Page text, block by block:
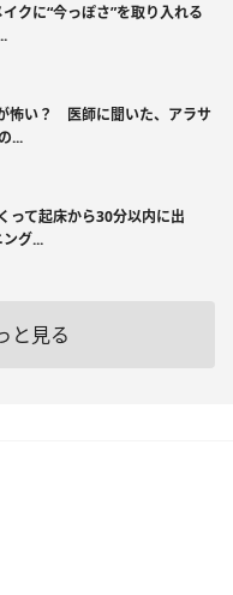
イクに“今っぽさ”を取り入れる
怖い？ 医師に聞いた、アラサ
...
って起床から30分以内に出
グ...
と見る